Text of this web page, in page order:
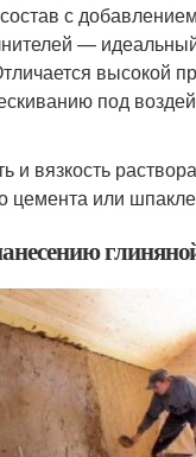
с
—
высокой
под
и вязкость
цемента или